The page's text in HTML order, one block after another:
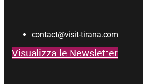
contact@visit-tirana.com
Visualizza le Newsletter